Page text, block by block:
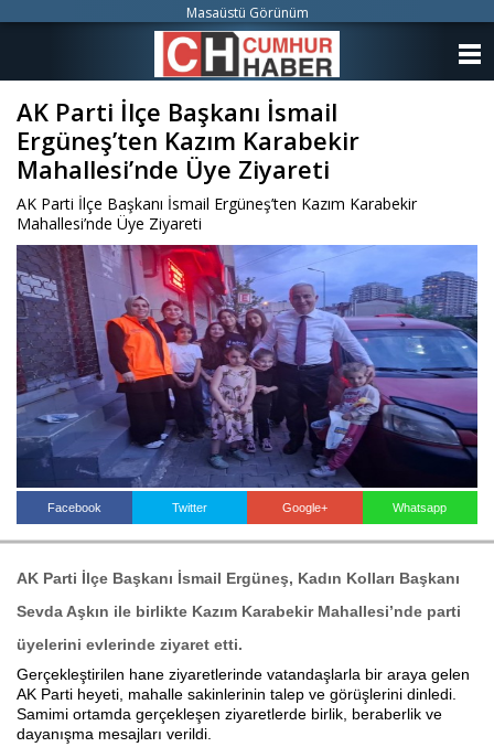
AK Parti İlçe Başkanı İsmail
Ergüneş’ten Kazım Karabekir
Mahallesi’nde Üye Ziyareti
AK Parti İlçe Başkanı İsmail Ergüneş’ten Kazım Karabekir
Mahallesi’nde Üye Ziyareti
Facebook Twitter Google+ Whatsapp
AK Parti İlçe Başkanı İsmail Ergüneş, Kadın Kolları Başkanı
Sevda Aşkın ile birlikte Kazım Karabekir Mahallesi’nde parti
üyelerini evlerinde ziyaret etti.
Gerçekleştirilen hane ziyaretlerinde vatandaşlarla bir araya gelen
AK Parti heyeti, mahalle sakinlerinin talep ve görüşlerini dinledi.
Samimi ortamda gerçekleşen ziyaretlerde birlik, beraberlik ve
dayanışma mesajları verildi.
Masaüstü Görünüm
KATEGORİLER
ANKETLER
VİDEO GALERİ
KÜNYE
İLETİŞİM
Haberin Doğru Adresi.